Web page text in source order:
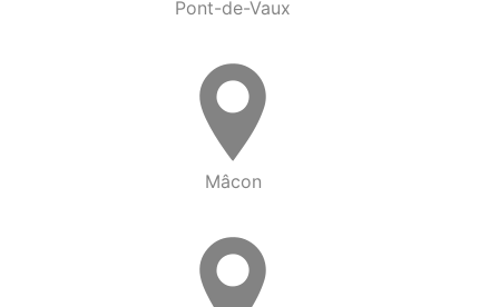
Pont-de-Vaux
Mâcon